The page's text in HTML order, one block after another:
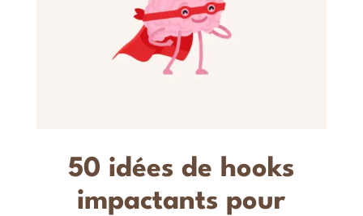
50 idées de hooks
impactants pour